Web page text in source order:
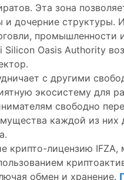
Эта зона
дочерние структуры.
промышленности
Silicon Oasis Authority
с другими
экосистему для
свободно
каждой из
крипто-лицензию IFZA,
обмен и хранение.